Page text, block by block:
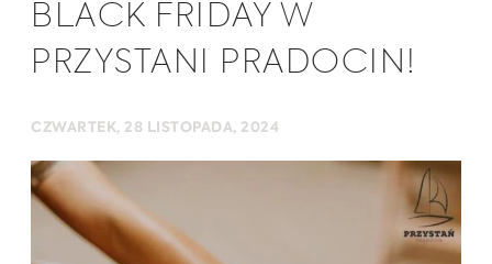
BLACK FRIDAY W
PRZYSTANI PRADOCIN!
CZWARTEK, 28 LISTOPADA, 2024